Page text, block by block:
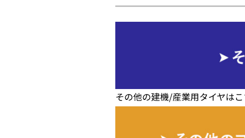
その他の建機/産業用タイヤは